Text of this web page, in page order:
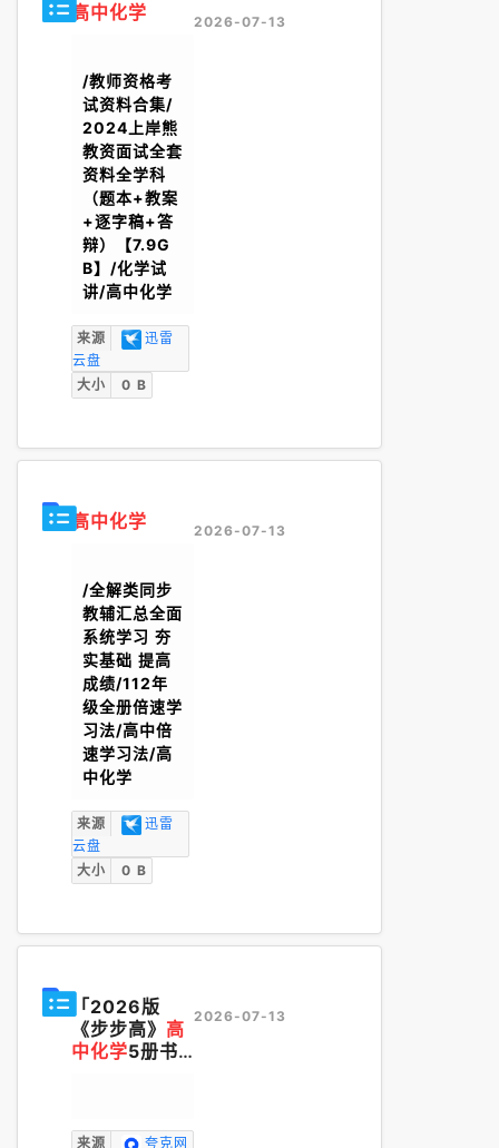
高中化学
/教师资格考
试资料合集/
2024上岸熊
教资面试全套
资料全学科
（题本+教案
+逐字稿+答
辩）【7.9G
B】/化学试
讲/高中化学
来源
迅雷
云盘
大小
0 B
2026-07-13
高中化学
/全解类同步
教辅汇总全面
系统学习 夯
实基础 提高
成绩/112年
级全册倍速学
习法/高中倍
速学习法/高
中化学
来源
迅雷
云盘
大小
0 B
2026-07-13
「2026版
《步步高》 高
中化学5册书
来源
夸克网
2026-07-13